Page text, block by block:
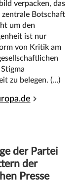
verpacken, das
zentrale Botschaft
um den
ist nur
von Kritik am
zu belegen. (…)
der Partei
der
Presse